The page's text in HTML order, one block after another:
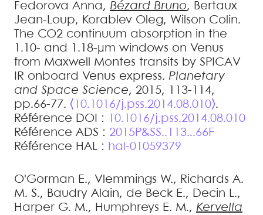
Fedorova Anna, Bézard Bruno, Bertaux
Jean-Loup, Korablev Oleg, Wilson Colin.
The CO2 continuum absorption in the
1.10- and 1.18-μm windows on Venus
from Maxwell Montes transits by SPICAV
IR onboard Venus express. Planetary
and Space Science, 2015, 113-114,
pp.66-77. ⟨10.1016/j.pss.2014.08.010⟩.
Référence DOI :
10.1016/j.pss.2014.08.010
Référence ADS : 2015P&SS..113...66F
Référence HAL : hal-01059379
O'Gorman E., Vlemmings W., Richards A.
M. S., Baudry Alain, de Beck E., Decin L.,
Harper G. M., Humphreys E. M., Kervella